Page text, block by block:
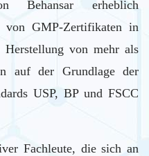
Behansar erheblich
von GMP-Zertifikaten in
von mehr als
auf der Grundlage der
USP, BP und FSCC
Fachleute, die sich an